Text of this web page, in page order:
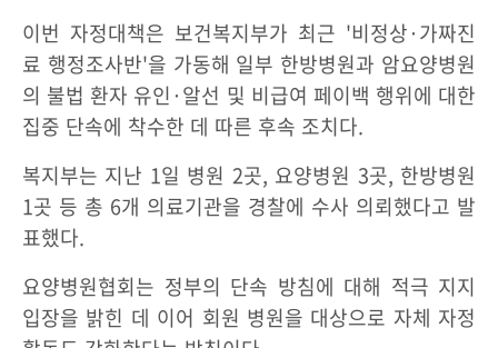
이번 자정대책은 보건복지부가 최근 '비정상·가짜진
료 행정조사반'을 가동해 일부 한방병원과 암요양병원
의 불법 환자 유인·알선 및 비급여 페이백 행위에 대한
집중 단속에 착수한 데 따른 후속 조치다.
복지부는 지난 1일 병원 2곳, 요양병원 3곳, 한방병원
1곳 등 총 6개 의료기관을 경찰에 수사 의뢰했다고 발
표했다.
요양병원협회는 정부의 단속 방침에 대해 적극 지지
입장을 밝힌 데 이어 회원 병원을 대상으로 자체 자정